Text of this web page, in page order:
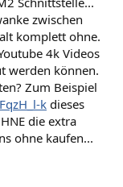
zwischen
komplett ohne.
4k Videos
werden können.
Zum Beispiel
k dieses
die extra
ohne kaufen...